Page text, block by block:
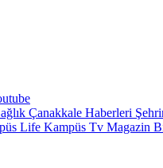
Çanakkale Haberleri
Life Kampüs Tv Magazin